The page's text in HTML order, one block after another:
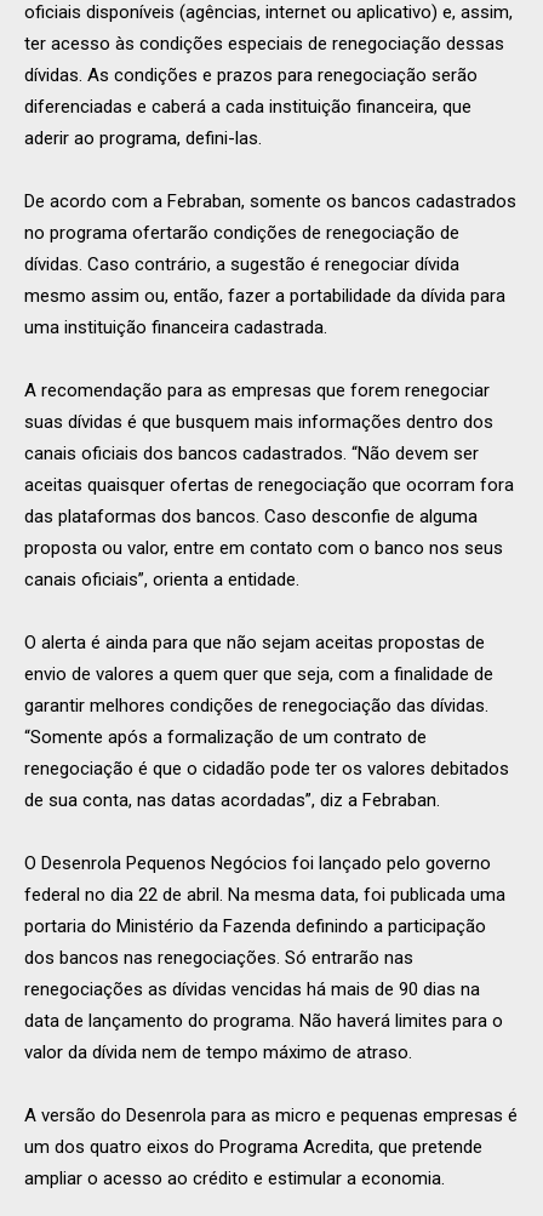
oficiais disponíveis (agências, internet ou aplicativo) e, assim,
ter acesso às condições especiais de renegociação dessas
dívidas. As condições e prazos para renegociação serão
diferenciadas e caberá a cada instituição financeira, que
aderir ao programa, defini-las.
De acordo com a Febraban, somente os bancos cadastrados
no programa ofertarão condições de renegociação de
dívidas. Caso contrário, a sugestão é renegociar dívida
mesmo assim ou, então, fazer a portabilidade da dívida para
uma instituição financeira cadastrada.
A recomendação para as empresas que forem renegociar
suas dívidas é que busquem mais informações dentro dos
canais oficiais dos bancos cadastrados. “Não devem ser
aceitas quaisquer ofertas de renegociação que ocorram fora
das plataformas dos bancos. Caso desconfie de alguma
proposta ou valor, entre em contato com o banco nos seus
canais oficiais”, orienta a entidade.
O alerta é ainda para que não sejam aceitas propostas de
envio de valores a quem quer que seja, com a finalidade de
garantir melhores condições de renegociação das dívidas.
“Somente após a formalização de um contrato de
renegociação é que o cidadão pode ter os valores debitados
de sua conta, nas datas acordadas”, diz a Febraban.
O Desenrola Pequenos Negócios foi lançado pelo governo
federal no dia 22 de abril. Na mesma data, foi publicada uma
portaria do Ministério da Fazenda definindo a participação
dos bancos nas renegociações. Só entrarão nas
renegociações as dívidas vencidas há mais de 90 dias na
data de lançamento do programa. Não haverá limites para o
valor da dívida nem de tempo máximo de atraso.
A versão do Desenrola para as micro e pequenas empresas é
um dos quatro eixos do Programa Acredita, que pretende
ampliar o acesso ao crédito e estimular a economia.